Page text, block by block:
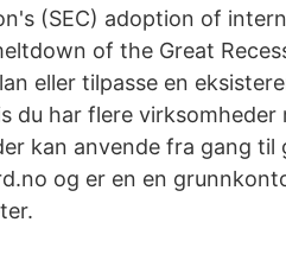
(SEC) adoption of
of the Great
eller tilpasse en
du har flere
kan anvende fra gang
og er en en